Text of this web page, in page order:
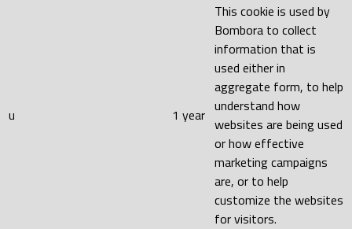
u 1 year
This cookie is used by
Bombora to collect
information that is
used either in
aggregate form, to help
understand how
websites are being used
or how effective
marketing campaigns
are, or to help
customize the websites
for visitors.